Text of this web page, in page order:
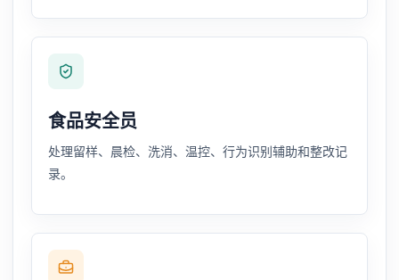
食品安全员
处理留样、晨检、洗消、温控、行为识别辅助和整改记
录。